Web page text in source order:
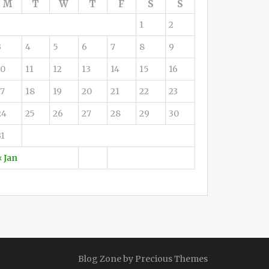
M T W T F S S
Jan
1 2
4 5 6 7 8 9
11 12 13 14 15 16
18 19 20 21 22 23
25 26 27 28 29 30
Blog Zone by Precious Themes